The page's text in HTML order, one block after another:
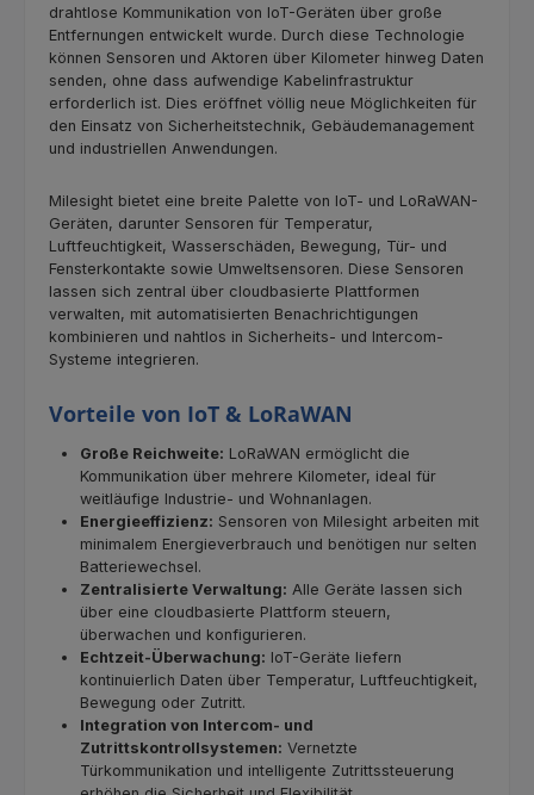
drahtlose Kommunikation von IoT-Geräten über große
Entfernungen entwickelt wurde. Durch diese Technologie
können Sensoren und Aktoren über Kilometer hinweg Daten
senden, ohne dass aufwendige Kabelinfrastruktur
erforderlich ist. Dies eröffnet völlig neue Möglichkeiten für
den Einsatz von Sicherheitstechnik, Gebäudemanagement
und industriellen Anwendungen.
Milesight bietet eine breite Palette von IoT- und LoRaWAN-
Geräten, darunter Sensoren für Temperatur,
Luftfeuchtigkeit, Wasserschäden, Bewegung, Tür- und
Fensterkontakte sowie Umweltsensoren. Diese Sensoren
lassen sich zentral über cloudbasierte Plattformen
verwalten, mit automatisierten Benachrichtigungen
kombinieren und nahtlos in Sicherheits- und Intercom-
Systeme integrieren.
Vorteile von IoT & LoRaWAN
Große Reichweite: LoRaWAN ermöglicht die
Kommunikation über mehrere Kilometer, ideal für
weitläufige Industrie- und Wohnanlagen.
Energieeffizienz: Sensoren von Milesight arbeiten mit
minimalem Energieverbrauch und benötigen nur selten
Batteriewechsel.
Zentralisierte Verwaltung: Alle Geräte lassen sich
über eine cloudbasierte Plattform steuern,
überwachen und konfigurieren.
Echtzeit-Überwachung: IoT-Geräte liefern
kontinuierlich Daten über Temperatur, Luftfeuchtigkeit,
Bewegung oder Zutritt.
Integration von Intercom- und
Zutrittskontrollsystemen: Vernetzte
Türkommunikation und intelligente Zutrittssteuerung